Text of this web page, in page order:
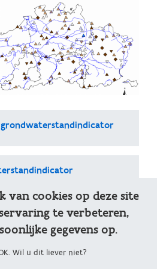
grondwaterstandindicator
op kaart
op grondwater
van cookies op deze site
te verbeteren,
gegevens op.
Wil u dit liever niet?